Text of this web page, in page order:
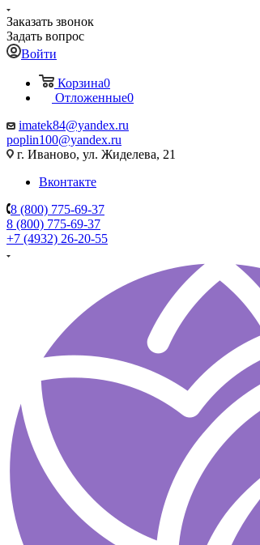
Заказать звонок
Задать вопрос
Войти
Корзина0
Отложенные0
imatek84@yandex.ru
poplin100@yandex.ru
г. Иваново, ул. Жиделева, 21
Вконтакте
8 (800) 775-69-37
8 (800) 775-69-37
+7 (4932) 26-20-55